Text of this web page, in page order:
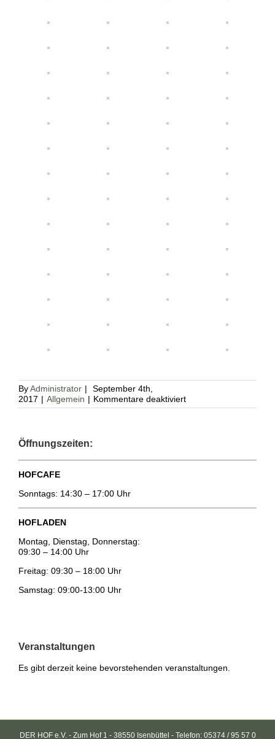
ByAdministrator |
September 4th,
2017 | Allgemein | Kommentare deaktiviertfür
Fotogalerie
Öffnungszeiten:
HOFCAFE
Sonntags: 14:30 – 17:00 Uhr
HOFLADEN
Montag, Dienstag, Donnerstag:
09:30 – 14:00 Uhr
Freitag: 09:30 – 18:00 Uhr
Samstag: 09:00-13:00 Uhr
Veranstaltungen
Es gibt derzeit keine bevorstehenden veranstaltungen.
DER HOF e.V. - Zum Hof 1 - 38550 Isenbüttel - Telefon: 05374 / 95 57 0